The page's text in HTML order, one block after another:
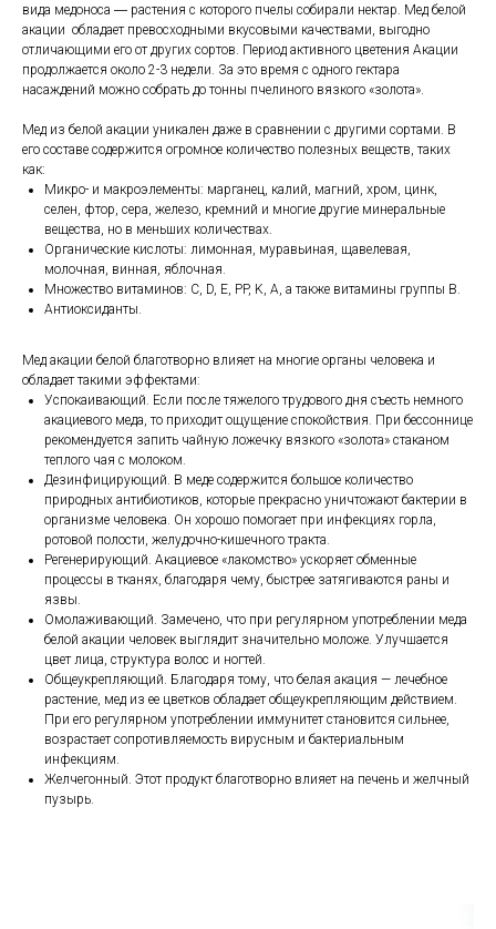
вида медоноса ― растения с которого пчелы собирали нектар. Мед белой
акации обладает превосходными вкусовыми качествами, выгодно
отличающими его от других сортов. Период активного цветения Акации
продолжается около 2-3 недели. За это время с одного гектара
насаждений можно собрать до тонны пчелиного вязкого «золота».
Мед из белой акации уникален даже в сравнении с другими сортами. В
его составе содержится огромное количество полезных веществ, таких
как:
Микро- и макроэлементы: марганец, калий, магний, хром, цинк,
селен, фтор, сера, железо, кремний и многие другие минеральные
вещества, но в меньших количествах.
Органические кислоты: лимонная, муравьиная, щавелевая,
молочная, винная, яблочная.
Множество витаминов: C, D, E, PP, K, A, а также витамины группы В.
Антиоксиданты.
Мед акации белой благотворно влияет на многие органы человека и
обладает такими эффектами:
Успокаивающий. Если после тяжелого трудового дня съесть немного
акациевого меда, то приходит ощущение спокойствия. При бессоннице
рекомендуется запить чайную ложечку вязкого «золота» стаканом
теплого чая с молоком.
Дезинфицирующий. В меде содержится большое количество
природных антибиотиков, которые прекрасно уничтожают бактерии в
организме человека. Он хорошо помогает при инфекциях горла,
ротовой полости, желудочно-кишечного тракта.
Регенерирующий. Акациевое «лакомство» ускоряет обменные
процессы в тканях, благодаря чему, быстрее затягиваются раны и
язвы.
Омолаживающий. Замечено, что при регулярном употреблении меда
белой акации человек выглядит значительно моложе. Улучшается
цвет лица, структура волос и ногтей.
Общеукрепляющий. Благодаря тому, что белая акация — лечебное
растение, мед из ее цветков обладает общеукрепляющим действием.
При его регулярном употреблении иммунитет становится сильнее,
возрастает сопротивляемость вирусным и бактериальным
инфекциям.
Желчегонный. Этот продукт благотворно влияет на печень и желчный
пузырь.